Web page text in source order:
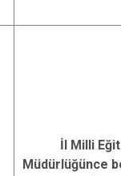
İl Milli
Müdürlüğünce